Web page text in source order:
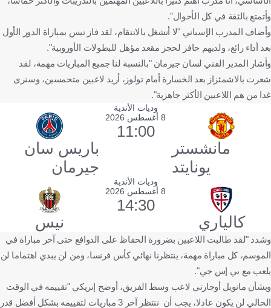
وأتمتع بالثقة في كل الأحوال".
وأضاف المدرب الإسباني "لا أنشغل بالانتقام، لقد فاز نيس بمباراة الدور الأول
بعد أداء رائع، ولديهم حافز لحجز مقعد مؤهل للبطولات الأوروبية".
وأشار المدير الفني لسان جيرمان "بالنسبة لنا جميع المباريات مهمة، لقد
شعرت بالاشمئزاز بعد الخسارة أمام تولوز، أريد لاعبين متحمسين، وسنرى
غدا من هم اللاعبين الأكثر جاهزية".
وديات الأندية
مانشستر
يونايتد
8 أغسطس 2026
11:00
باريس سان
جيرمان
وديات الأندية
كالياري
8 أغسطس 2026
14:30
نيس
وشدد "لقد طالبت اللاعبين بضرورة الحفاظ على الدوافع حتى آخر مباراة في
الموسم، كل مباراة مهمة، ينتظرنا نهائي كأس فرنسا، ومن لن يبدي اهتماما لن
يلعب مع بي إس جي".
وبشأن مانويل أوجارتي لاعب وسط الفريق، أوضح إنريكي "تقييمه في الوقت
الحالي لن يكون عادلا، يجب أن ننتظر آخر 3 مباريات لتقييمه بشكل أفضل قدر